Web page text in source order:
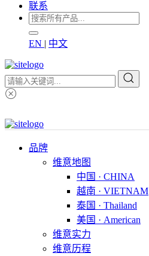
联系
EN | 中文
品牌
维意地图
中国 · CHINA
越南 · VIETNAM
泰国 · Thailand
美国 · American
维意实力
维意历程